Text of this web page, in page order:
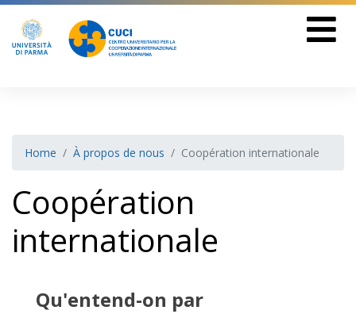
Home À propos de nous Coopération internationale
Coopération
internationale
Qu'entend-on par